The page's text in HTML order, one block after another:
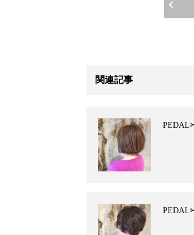
関連記事